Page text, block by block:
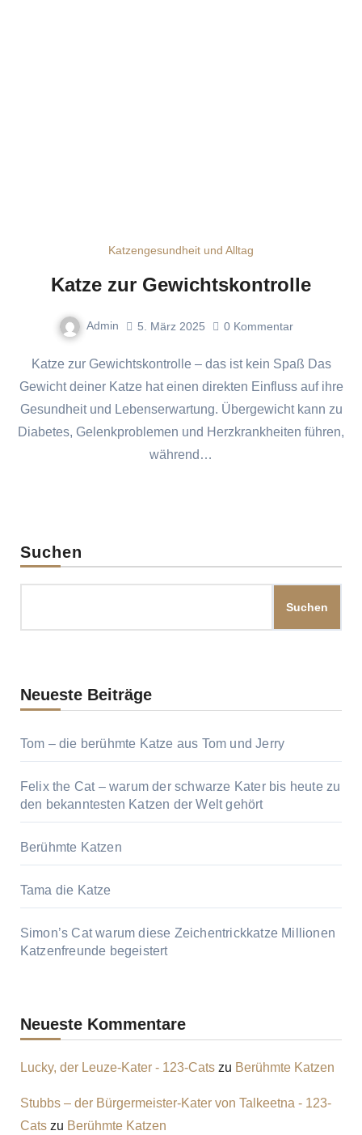
Katzengesundheit und Alltag
Katze zur Gewichtskontrolle
Admin 5. März 2025 0 Kommentar
Katze zur Gewichtskontrolle – das ist kein Spaß Das
Gewicht deiner Katze hat einen direkten Einfluss auf ihre
Gesundheit und Lebenserwartung. Übergewicht kann zu
Diabetes, Gelenkproblemen und Herzkrankheiten führen,
während…
Suchen
Suchen
Neueste Beiträge
Tom – die berühmte Katze aus Tom und Jerry
Felix the Cat – warum der schwarze Kater bis heute zu
den bekanntesten Katzen der Welt gehört
Berühmte Katzen
Tama die Katze
Simon’s Cat warum diese Zeichentrickkatze Millionen
Katzenfreunde begeistert
Neueste Kommentare
Lucky, der Leuze-Kater - 123-Catszu Berühmte Katzen
Stubbs – der Bürgermeister-Kater von Talkeetna - 123-
Catszu Berühmte Katzen